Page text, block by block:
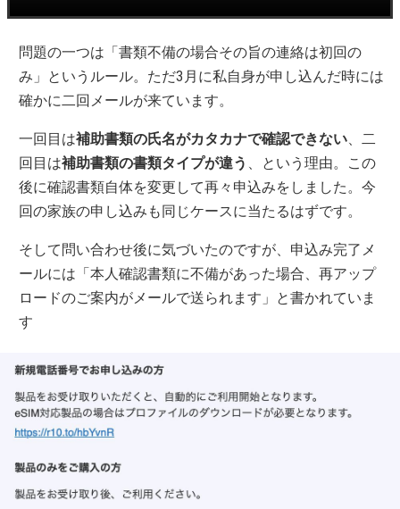
問題の一つは「書類不備の場合その旨の連絡は初回の
み」というルール。ただ3月に私自身が申し込んだ時には
確かに二回メールが来ています。
一回目は補助書類の氏名がカタカナで確認できない、二
回目は補助書類の書類タイプが違う 、という理由。この
後に確認書類自体を変更して再々申込みをしました。今
回の家族の申し込みも同じケースに当たるはずです。
そして問い合わせ後に気づいたのですが、申込み完了メ
ールには「本人確認書類に不備があった場合、再アップ
ロードのご案内がメールで送られます」と書かれていま
す